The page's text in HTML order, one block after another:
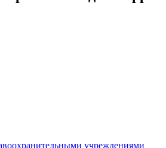
учреждениями